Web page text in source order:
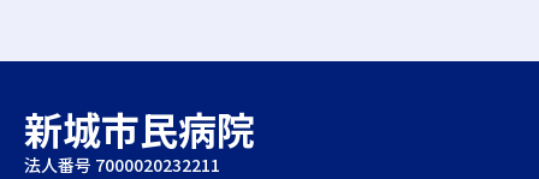
新城市民病院
法人番号 7000020232211